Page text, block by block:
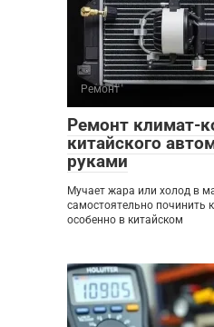
Ремонт
Ремонт климат-
китайского
руками
Мучает жара или холод в
самостоятельно починить
особенно в китайском